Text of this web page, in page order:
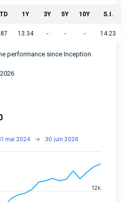
1Y 3Y 5Y 10Y S.I.
13.34 - - - 14.23
performance since Inception
displaying Time, and
displaying values, and
mai 2024 → 30 juin 2026
12k